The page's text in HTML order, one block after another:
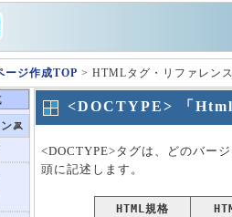
ージ作成TOP > HTMLタグ・リファレン
ス
<DOCTYPE> 「Html
<DOCTYPE>タグは、どのバー
頭に記述します。
HTML規格